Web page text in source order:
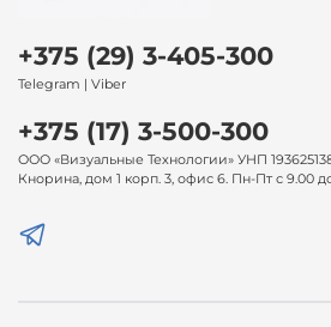
+375 (29) 3-405-300
Telegram | Viber
+375 (17) 3-500-300
ООО «Визуальные Технологии» УНП
Кнорина, дом 1 корп. 3, офис 6. Пн-Пт с 9.00